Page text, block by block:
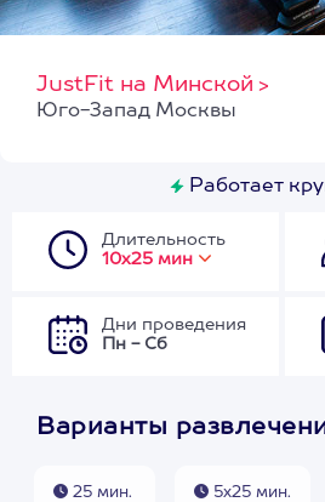
JustFit на Минской >
Юго-Запад Москвы
Работает
Длительность
10х25 мин
Дни проведения
Пн - Сб
Варианты
25 мин. 5х25 мин.